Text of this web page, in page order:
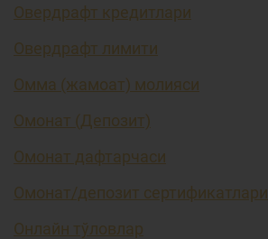
Овердрафт кредитлари
Овердрафт лимити
Омма (жамоат) молияси
Омонат (Депозит)
Омонат дафтарчаси
Омонат/депозит сертификатлари
Онлайн тўловлар